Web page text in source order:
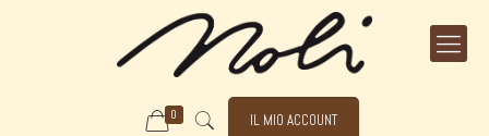
0 IL MIO ACCOUNT